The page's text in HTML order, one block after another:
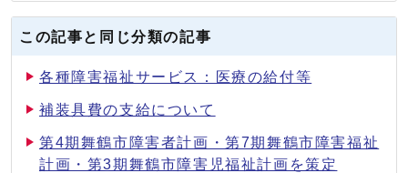
この記事と同じ分類の記事
各種障害福祉サービス：医療の給付等
補装具費の支給について
第4期舞鶴市障害者計画・第7期舞鶴市障害福祉
計画・第3期舞鶴市障害児福祉計画を策定